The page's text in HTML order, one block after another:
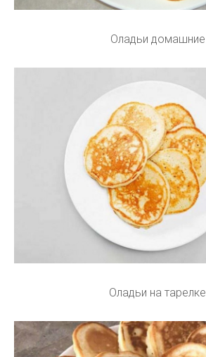
Оладьи домашние
Оладьи на тарелке